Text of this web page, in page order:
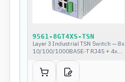
9561-8GT4XS-TSN
Layer 3 Industrial TSN Switch — 8x
10/100/1000BASE-T RJ45 + 4x
100M/1G/10G SFP+